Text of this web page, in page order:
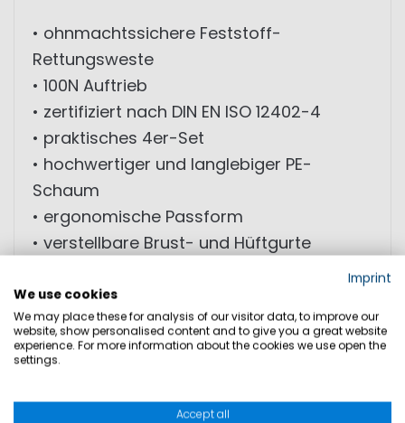
• ohnmachtssichere Feststoff-
Rettungsweste
• 100N Auftrieb
• zertifiziert nach DIN EN ISO 12402-4
• praktisches 4er-Set
• hochwertiger und langlebiger PE-
Schaum
• ergonomische Passform
• verstellbare Brust- und Hüftgurte
orange Farbe
• integrierte Signalpfeife
• inklusive Aufbewahrungstasche
• geeignet für Personen ab 40 kg
Imprint
We use cookies
We may place these for analysis of our visitor data, to improve our
website, show personalised content and to give you a great website
experience. For more information about the cookies we use open the
settings.
Accept all